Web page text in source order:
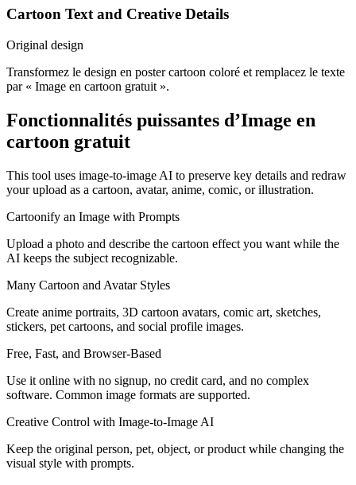
Cartoon Text and Creative Details
Original design
Transformez le design en poster cartoon coloré et remplacez le texte
par « Image en cartoon gratuit ».
Fonctionnalités puissantes d’Image en
cartoon gratuit
This tool uses image-to-image AI to preserve key details and redraw
your upload as a cartoon, avatar, anime, comic, or illustration.
Cartoonify an Image with Prompts
Upload a photo and describe the cartoon effect you want while the
AI keeps the subject recognizable.
Many Cartoon and Avatar Styles
Create anime portraits, 3D cartoon avatars, comic art, sketches,
stickers, pet cartoons, and social profile images.
Free, Fast, and Browser-Based
Use it online with no signup, no credit card, and no complex
software. Common image formats are supported.
Creative Control with Image-to-Image AI
Keep the original person, pet, object, or product while changing the
visual style with prompts.